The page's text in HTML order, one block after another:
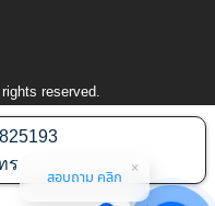
reserved.
ร
สอบถาม คลิก